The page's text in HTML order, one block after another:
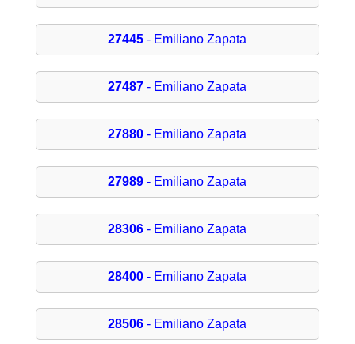
27445 - Emiliano Zapata
27487 - Emiliano Zapata
27880 - Emiliano Zapata
27989 - Emiliano Zapata
28306 - Emiliano Zapata
28400 - Emiliano Zapata
28506 - Emiliano Zapata